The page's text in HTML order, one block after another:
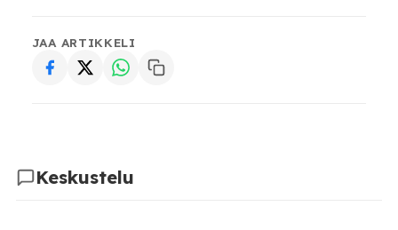
JAA ARTIKKELI
Keskustelu